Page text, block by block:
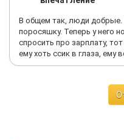
В общем так, люди добрые.
поросяшку. Теперь у него
спросить про зарплату,
ему хоть ссик в глаза, ему